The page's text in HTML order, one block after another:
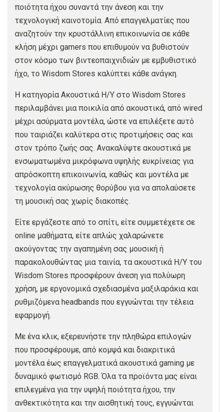
ποιότητα ήχου συναντά την άνεση και την
τεχνολογική καινοτομία. Από επαγγελματίες που
αναζητούν την κρυστάλλινη επικοινωνία σε κάθε
κλήση μέχρι gamers που επιθυμούν να βυθιστούν
στον κόσμο των βιντεοπαιχνιδιών με εμβυθιστικό
ήχο, το Wisdom Stores καλύπτει κάθε ανάγκη.
Η κατηγορία Ακουστικά Η/Υ στο Wisdom Stores
περιλαμβάνει μια ποικιλία από ακουστικά, από wired
μέχρι ασύρματα μοντέλα, ώστε να επιλέξετε αυτό
που ταιριάζει καλύτερα στις προτιμήσεις σας και
στον τρόπο ζωής σας. Ανακαλύψτε ακουστικά με
ενσωματωμένα μικρόφωνα υψηλής ευκρίνειας για
απρόσκοπτη επικοινωνία, καθώς και μοντέλα με
τεχνολογία ακύρωσης θορύβου για να απολαύσετε
τη μουσική σας χωρίς διακοπές.
Είτε εργάζεστε από το σπίτι, είτε συμμετέχετε σε
online μαθήματα, είτε απλώς χαλαρώνετε
ακούγοντας την αγαπημένη σας μουσική ή
παρακολουθώντας μια ταινία, τα ακουστικά Η/Υ του
Wisdom Stores προσφέρουν άνεση για πολύωρη
χρήση, με εργονομικά σχεδιασμένα μαξιλαράκια και
ρυθμιζόμενα headbands που εγγυώνται την τέλεια
εφαρμογή.
Με ένα κλικ, εξερευνήστε την πληθώρα επιλογών
που προσφέρουμε, από κομψά και διακριτικά
μοντέλα έως επαγγελματικά ακουστικά gaming με
δυναμικό φωτισμό RGB. Όλα τα προϊόντα μας είναι
επιλεγμένα για την υψηλή ποιότητα ήχου, την
ανθεκτικότητα και την αισθητική τους, εγγυώνται